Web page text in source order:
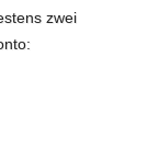
zwei